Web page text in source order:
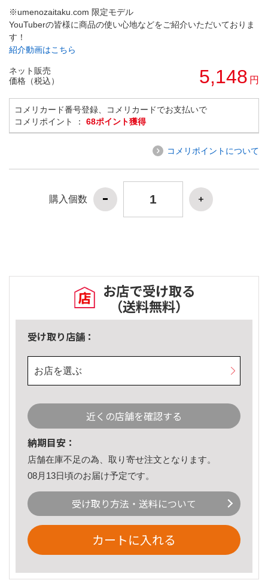
※umenozaitaku.com 限定モデル
YouTuberの皆様に商品の使い心地などをご紹介いただいておりま
す！
紹介動画はこちら
ネット販売
価格（税込）
5,148 円
コメリカード番号登録、コメリカードでお支払いで
コメリポイント ： 68ポイント獲得
コメリポイントについて
購入個数
お店で受け取る
（送料無料）
受け取り店舗：
お店を選ぶ
近くの店舗を確認する
納期目安：
店舗在庫不足の為、取り寄せ注文となります。
08月13日頃のお届け予定です。
受け取り方法・送料について
カートに入れる